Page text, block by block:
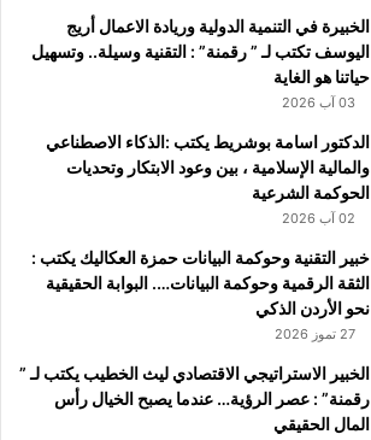
الخبيرة في التنمية الدولية وريادة الاعمال أريج
اليوسف تكتب لـ ” رقمنة” : التقنية وسيلة.. وتسهيل
حياتنا هو الغاية
03 آب 2026
الدكتور اسامة بوشريط يكتب :الذكاء الاصطناعي
والمالية الإسلامية ، بين وعود الابتكار وتحديات
الحوكمة الشرعية
02 آب 2026
خبير التقنية وحوكمة البيانات حمزة العكاليك يكتب :
الثقة الرقمية وحوكمة البيانات…. البوابة الحقيقية
نحو الأردن الذكي
27 تموز 2026
الخبير الاستراتيجي الاقتصادي ليث الخطيب يكتب لـ ”
رقمنة” : عصر الرؤية… عندما يصبح الخيال رأس
المال الحقيقي